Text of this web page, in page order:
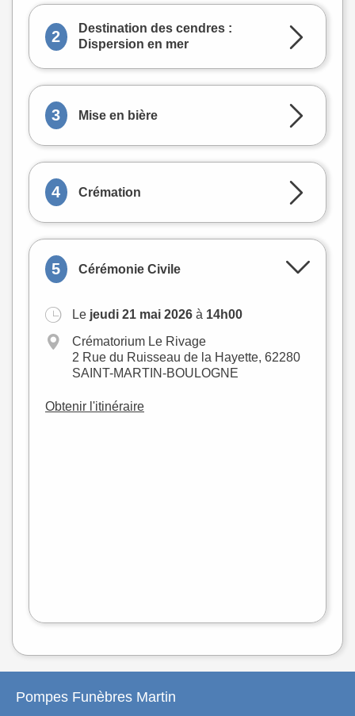
2
Destination des cendres :
Dispersion en mer
3 Mise en bière
4 Crémation
5 Cérémonie Civile
Le jeudi 21 mai 2026 à 14h00
Crématorium Le Rivage
2 Rue du Ruisseau de la Hayette, 62280
SAINT-MARTIN-BOULOGNE
Obtenir l'itinéraire
Pompes Funèbres Martin